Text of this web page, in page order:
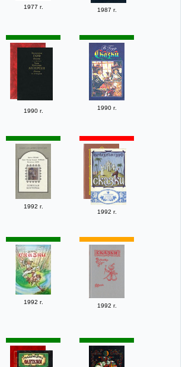
1977 г. 1987 г.
1990 г. 1990 г.
1992 г.
1992 г.
1992 г.
1992 г.